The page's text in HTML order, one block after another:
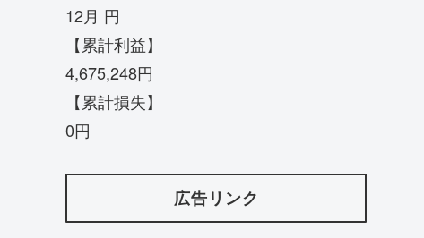
12月 円
【累計利益】
4,675,248円
【累計損失】
0円
広告リンク